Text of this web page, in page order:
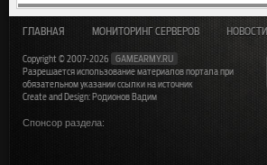
ГЛАВНАЯ МОНИТОРИНГ СЕРВЕРОВ НОВОСТИ
Copyright © 2007-2026
GAMEARMY.RU
Разрешается использование материалов портала при
обязательном указании ссылки на источник
Create and Design: Родионов Вадим
Спонсор раздела: